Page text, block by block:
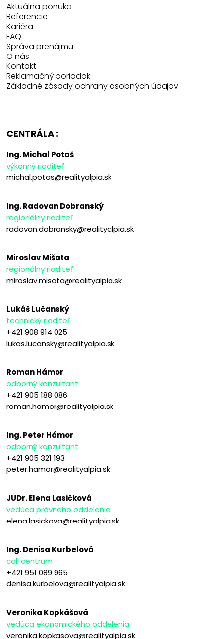
Aktuálna ponuka
Referencie
Kariéra
FAQ
Správa prenájmu
O nás
Kontakt
Reklamačný poriadok
Základné zásady ochrany osobných údajov
CENTRÁLA :
Ing. Michal Potaš
výkonný riaditeľ
michal.potas@realityalpia.sk
Ing. Radovan Dobranský
regionálny riaditeľ
radovan.dobransky@realityalpia.sk
Miroslav Mišata
regionálny riaditeľ
miroslav.misata@realityalpia.sk
Lukáš Lučanský
technický riaditeľ
+421 908 914 025
lukas.lucansky@realityalpia.sk
Roman Hámor
odborný konzultant
+421 905 188 086
roman.hamor@realityalpia.sk
Ing. Peter Hámor
odborný konzultant
+421 905 321 193
peter.hamor@realityalpia.sk
JUDr. Elena Lasičková
vedúca právneho oddelenia
elena.lasickova@realityalpia.sk
Ing. Denisa Kurbelová
call centrum
+421 951 089 965
denisa.kurbelova@realityalpia.sk
Veronika Kopkášová
vedúca ekonomického oddelenia
veronika.kopkasova@realityalpia.sk